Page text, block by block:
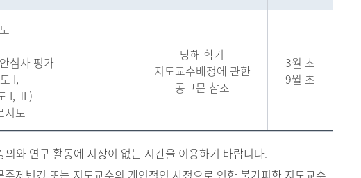
심사 평가
I,
I, Ⅱ)
도
당해 학기
지도교수배정에 관한
공고문 참조
3월 초
9월 초
와 연구 활동에 지장이 없는 시간을 이용하기 바랍니다.
주제변경 또는 지도교수의 개인적인 사정으로 인한 불가피한 지도교수